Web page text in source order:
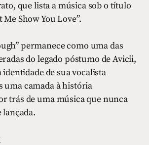
que lista a música sob o título
Show You Love”.
permanece como uma das
do legado póstumo de Avicii,
identidade de sua vocalista
uma camada à história
trás de uma música que nunca